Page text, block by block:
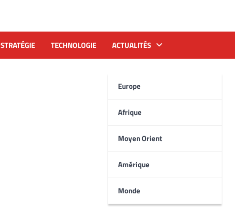
STRATÉGIE TECHNOLOGIE ACTUALITÉS
Europe
Afrique
Moyen Orient
Amérique
Monde